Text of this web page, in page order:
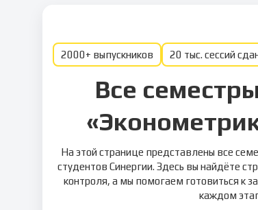
2000+ выпускников 20 тыс. сессий
Все
На этой странице представлены все
студентов Синергии. Здесь вы найдёте
контроля, а мы помогаем готовиться к
каждом